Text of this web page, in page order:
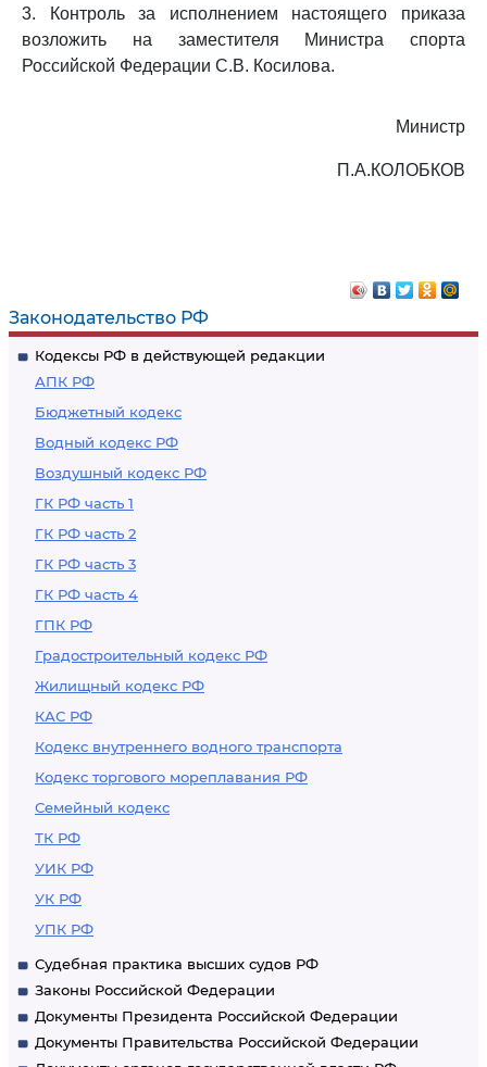
Законодательство РФ
Кодексы РФ в действующей редакции
АПК РФ
Бюджетный кодекс
Водный кодекс РФ
Воздушный кодекс РФ
ГК РФ часть 1
ГК РФ часть 2
ГК РФ часть 3
ГК РФ часть 4
ГПК РФ
Градостроительный кодекс РФ
Жилищный кодекс РФ
КАС РФ
Кодекс внутреннего водного транспорта
Кодекс торгового мореплавания РФ
Семейный кодекс
ТК РФ
УИК РФ
УК РФ
УПК РФ
Судебная практика высших судов РФ
Законы Российской Федерации
Документы Президента Российской Федерации
Документы Правительства Российской Федерации
3. Контроль за исполнением настоящего приказа
возложить на заместителя Министра спорта
Российской Федерации С.В. Косилова.
Министр
П.А.КОЛОБКОВ